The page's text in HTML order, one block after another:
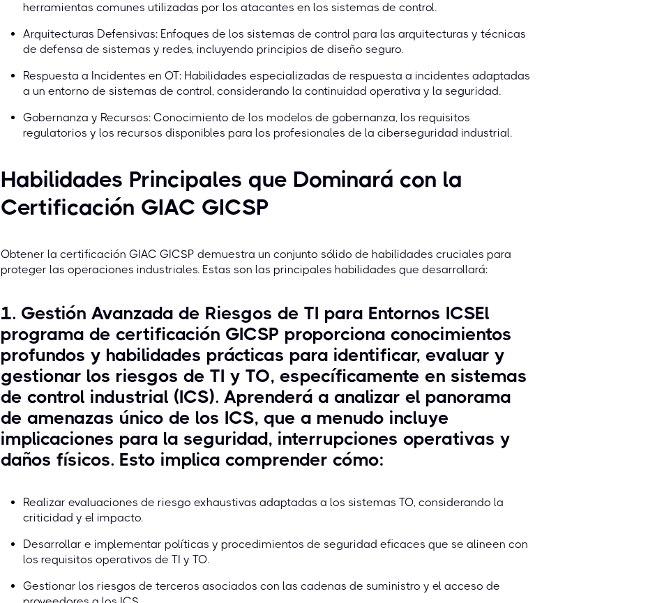
herramientas comunes utilizadas por los atacantes en los sistemas de control.
Arquitecturas Defensivas: Enfoques de los sistemas de control para las arquitecturas y técnicas
de defensa de sistemas y redes, incluyendo principios de diseño seguro.
Respuesta a Incidentes en OT: Habilidades especializadas de respuesta a incidentes adaptadas
a un entorno de sistemas de control, considerando la continuidad operativa y la seguridad.
Gobernanza y Recursos: Conocimiento de los modelos de gobernanza, los requisitos
regulatorios y los recursos disponibles para los profesionales de la ciberseguridad industrial.
Habilidades Principales que Dominará con la
Certificación GIAC GICSP
Obtener la certificación GIAC GICSP demuestra un conjunto sólido de habilidades cruciales para
proteger las operaciones industriales. Estas son las principales habilidades que desarrollará:
1. Gestión Avanzada de Riesgos de TI para Entornos ICSEl
programa de certificación GICSP proporciona conocimientos
profundos y habilidades prácticas para identificar, evaluar y
gestionar los riesgos de TI y TO, específicamente en sistemas
de control industrial (ICS). Aprenderá a analizar el panorama
de amenazas único de los ICS, que a menudo incluye
implicaciones para la seguridad, interrupciones operativas y
daños físicos. Esto implica comprender cómo:
Realizar evaluaciones de riesgo exhaustivas adaptadas a los sistemas TO, considerando la
criticidad y el impacto.
Desarrollar e implementar políticas y procedimientos de seguridad eficaces que se alineen con
los requisitos operativos de TI y TO.
Gestionar los riesgos de terceros asociados con las cadenas de suministro y el acceso de